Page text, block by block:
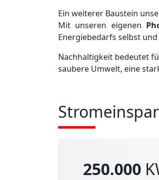
Ein weiterer Baustein
Mit unseren eigenen
Energiebedarfs selbst
Nachhaltigkeit bedeutet
saubere Umwelt, eine
250.000